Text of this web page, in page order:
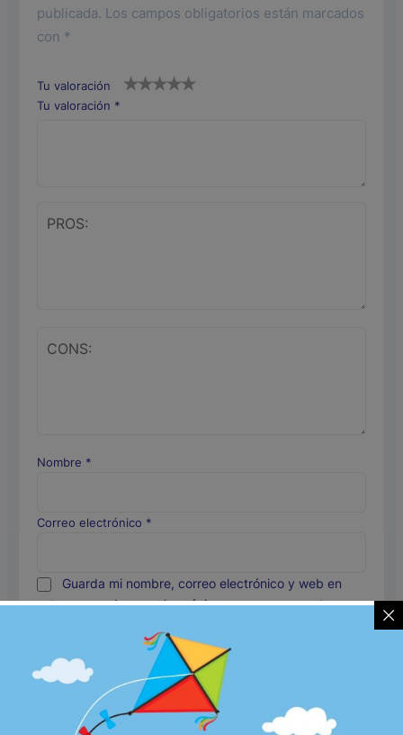
publicada. Los campos obligatorios están marcados
con *
Tu valoración
Tu valoración *
Nombre *
Correo electrónico *
Guarda mi nombre, correo electrónico y web en
este navegador para la próxima vez que comente.
Productos relacionados